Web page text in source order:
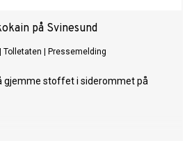
på Svinesund
Tolletaten Pressemelding
gjemme stoffet i siderommet på